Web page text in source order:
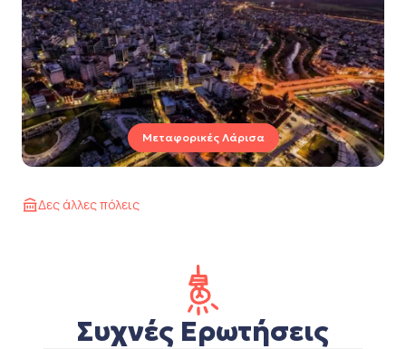
Μεταφορικές Λάρισα
Δες άλλες πόλεις
Συχνές Ερωτήσεις